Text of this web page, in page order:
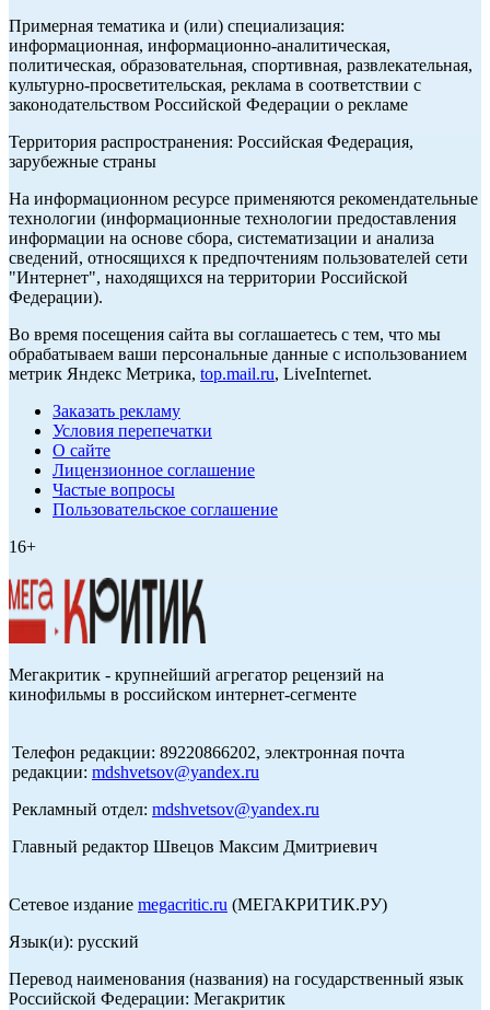
Примерная тематика и (или) специализация:
информационная, информационно-аналитическая,
политическая, образовательная, спортивная, развлекательная,
культурно-просветительская, реклама в соответствии с
законодательством Российской Федерации о рекламе
Территория распространения: Российская Федерация,
зарубежные страны
На информационном ресурсе применяются рекомендательные
технологии (информационные технологии предоставления
информации на основе сбора, систематизации и анализа
сведений, относящихся к предпочтениям пользователей сети
"Интернет", находящихся на территории Российской
Федерации).
Во время посещения сайта вы соглашаетесь с тем, что мы
обрабатываем ваши персональные данные с использованием
метрик Яндекс Метрика, top.mail.ru, LiveInternet.
Заказать рекламу
Условия перепечатки
О сайте
Лицензионное соглашение
Частые вопросы
Пользовательское соглашение
16+
Мегакритик - крупнейший агрегатор рецензий на
кинофильмы в российском интернет-сегменте
Телефон редакции: 89220866202, электронная почта
редакции: mdshvetsov@yandex.ru
Рекламный отдел: mdshvetsov@yandex.ru
Главный редактор Швецов Максим Дмитриевич
Сетевое издание megacritic.ru (МЕГАКРИТИК.РУ)
Язык(и): русский
Перевод наименования (названия) на государственный язык
Российской Федерации: Мегакритик